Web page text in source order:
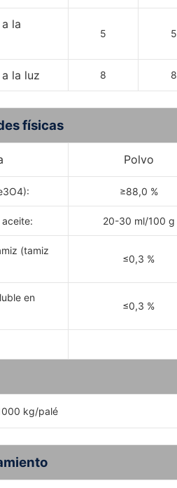
la
5 5
la luz 8 8
físicas
Polvo
): ≥88,0 %
20-30 ml/100 g
(tamiz
≤0,3 %
en
≤0,3 %
kg/palé